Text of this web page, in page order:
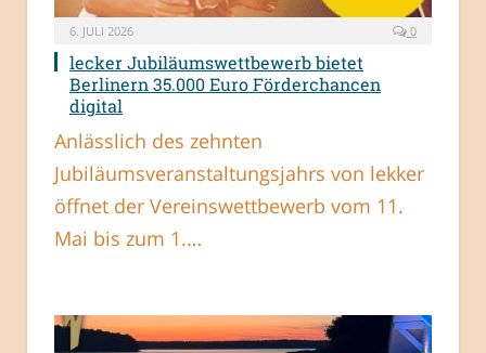
6. JULI 2026 0
lecker Jubiläumswettbewerb bietet
Berlinern 35.000 Euro Förderchancen
digital
Anlässlich des zehnten
Jubiläumsveranstaltungsjahrs von lekker
öffnet der Vereinswettbewerb vom 11.
Mai bis zum 1.…